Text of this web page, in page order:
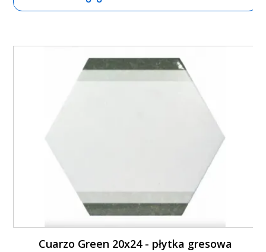
Cuarzo Green 20x24 - płytka gresowa